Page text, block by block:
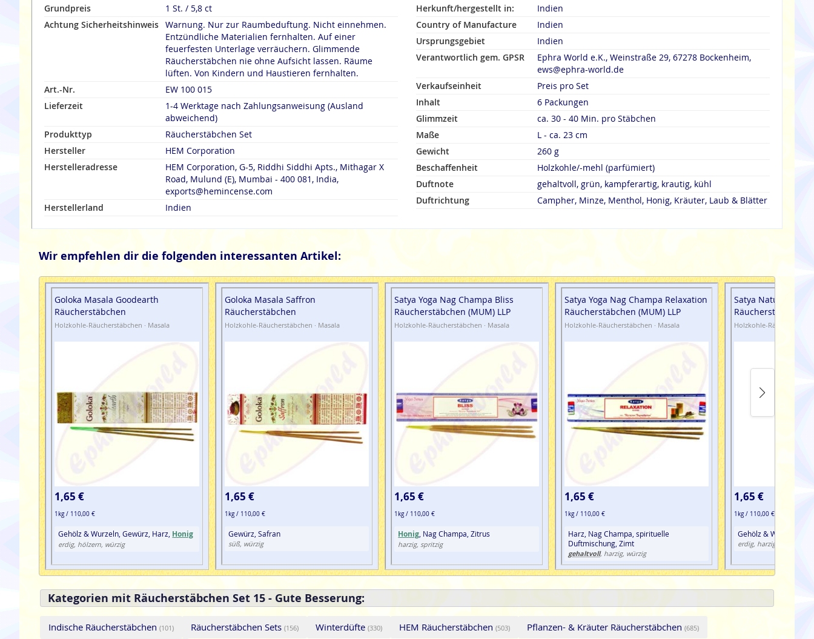
Grundpreis
1 St. / 5,8 ct
Achtung Sicherheitshinweis Warnung. Nur zur Raumbeduftung. Nicht einnehmen.
Entzündliche Materialien fernhalten. Auf einer
feuerfesten Unterlage verräuchern. Glimmende
Räucherstäbchen nie ohne Aufsicht lassen. Räume
lüften. Von Kindern und Haustieren fernhalten.
Art.-Nr.
EW 100 015
Lieferzeit
1-4 Werktage nach Zahlungsanweisung (Ausland
abweichend)
Produkttyp
Räucherstäbchen Set
Hersteller
HEM Corporation
Herstelleradresse
HEM Corporation, G-5, Riddhi Siddhi Apts., Mithagar X
Road, Mulund (E), Mumbai - 400 081, India,
exports@hemincense.com
Herstellerland
Indien
Herkunft/hergestellt in:
Indien
Country of Manufacture
Indien
Ursprungsgebiet
Indien
Verantwortlich gem. GPSR
Ephra World e.K., Weinstraße 29, 67278 Bockenheim,
ews@ephra-world.de
Verkaufseinheit
Preis pro Set
Inhalt
6 Packungen
Glimmzeit
ca. 30 - 40 Min. pro Stäbchen
Maße
L - ca. 23 cm
Gewicht
260 g
Beschaffenheit
Holzkohle/-mehl (parfümiert)
Duftnote
gehaltvoll, grün, kampferartig, krautig, kühl
Duftrichtung
Campher, Minze, Menthol, Honig, Kräuter, Laub & Blätter
Wir empfehlen dir die folgenden interessanten Artikel:
Goloka Masala Goodearth
Räucherstäbchen
Holzkohle-Räucherstäbchen · Masala
1,65 €
1kg / 110,00 €
Gehölz & Wurzeln, Gewürz, Harz, Honig
erdig, hölzern, würzig
Goloka Masala Saffron
Räucherstäbchen
Holzkohle-Räucherstäbchen · Masala
1,65 €
1kg / 110,00 €
Gewürz, Safran
süß, würzig
Satya Yoga Nag Champa Bliss
Räucherstäbchen (MUM) LLP
Holzkohle-Räucherstäbchen · Masala
1,65 €
1kg / 110,00 €
Honig , Nag Champa, Zitrus
harzig, spritzig
Satya Yoga Nag Champa Relaxation
Räucherstäbchen (MUM) LLP
Holzkohle-Räucherstäbchen · Masala
1,65 €
1kg / 110,00 €
Harz, Nag Champa, spirituelle
Duftmischung, Zimt
gehaltvoll, harzig, würzig
Satya Natural
Räucherstäbchen
Holzkohle-
1,65 €
1kg / 110,00 €
Gehölz & Wurzeln,
erdig, harzig, würzig
Kategorien mit Räucherstäbchen Set 15 - Gute Besserung:
Indische Räucherstäbchen (101) Räucherstäbchen Sets (156) Winterdüfte (330) HEM Räucherstäbchen (503) Pflanzen- & Kräuter Räucherstäbchen (685)